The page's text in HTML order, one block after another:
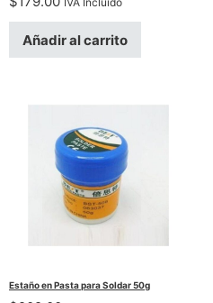
Añadir al carrito
Estaño en Pasta para Soldar 50g